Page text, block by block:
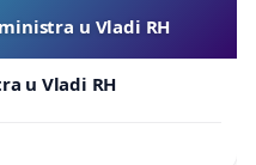
u Vladi RH
u Vladi RH